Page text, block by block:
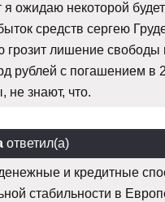
ожидаю некоторой
средств сергею
грозит лишение свободы
рублей с погашением в
не знают, что.
ответил(а)
и кредитные
стабильности в